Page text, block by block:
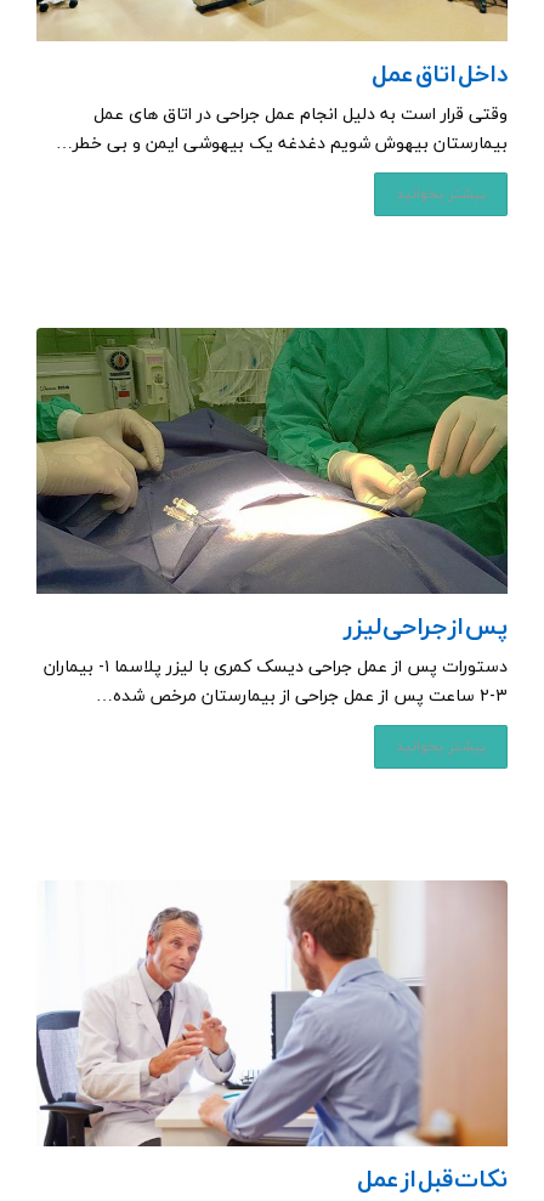
داخل اتاق عمل
وقتی قرار است به دلیل انجام عمل جراحی در اتاق های عمل
بیمارستان بیهوش شویم دغدغه یک بیهوشی ایمن و بی خطر…
بیشتر بخوانید
پس از جراحی لیزر
دستورات پس از عمل جراحی دیسک کمری با لیزر پلاسما ۱- بیماران
۳-۲ ساعت پس از عمل جراحی از بیمارستان مرخص شده…
بیشتر بخوانید
نکات قبل از عمل